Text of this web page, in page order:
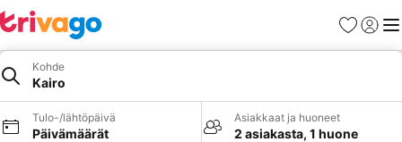
Suosikit
Kohde
Kairo
Tulo-/lähtöpäivä
Päivämäärät
Asiakkaat ja huoneet
2 asiakasta, 1 huone